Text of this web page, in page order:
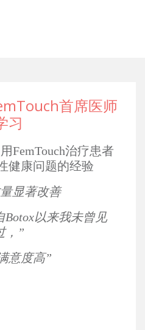
首席医师
习
FemTouch治疗患者
健康问题的经验
显著改善
以来我未曾见
，”
意度高”